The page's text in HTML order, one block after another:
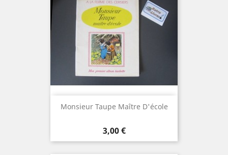
Monsieur Taupe Maître D'école
Prix
3,00 €